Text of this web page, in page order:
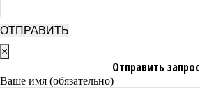
×
Отправить запрос
Ваше имя (обязательно)